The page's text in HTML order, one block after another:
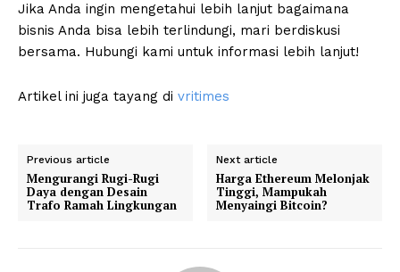
Jika Anda ingin mengetahui lebih lanjut bagaimana
bisnis Anda bisa lebih terlindungi, mari berdiskusi
bersama. Hubungi kami untuk informasi lebih lanjut!
Artikel ini juga tayang di vritimes
Previous article
Mengurangi Rugi-Rugi
Daya dengan Desain
Trafo Ramah Lingkungan
Next article
Harga Ethereum Melonjak
Tinggi, Mampukah
Menyaingi Bitcoin?